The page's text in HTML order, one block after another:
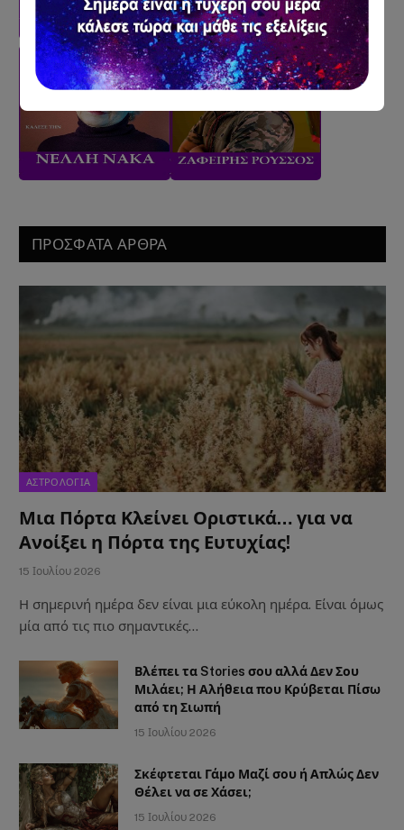
ΠΡΟΣΦΑΤΑ ΑΡΘΡΑ
ΑΣΤΡΟΛΟΓΙΑ
Μια Πόρτα Κλείνει Οριστικά… για να
Ανοίξει η Πόρτα της Ευτυχίας!
15 Ιουλίου 2026
Η σημερινή ημέρα δεν είναι μια εύκολη ημέρα. Είναι όμως
μία από τις πιο σημαντικές…
Βλέπει τα Stories σου αλλά Δεν Σου
Μιλάει; Η Αλήθεια που Κρύβεται Πίσω
από τη Σιωπή
15 Ιουλίου 2026
Σκέφτεται Γάμο Μαζί σου ή Απλώς Δεν
Θέλει να σε Χάσει;
15 Ιουλίου 2026